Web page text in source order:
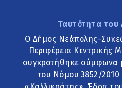
Ταυτότητα του
Ο Δήμος Νεάπολης-
Περιφέρεια Κεντρικής
συγκροτήθηκε σύμφωνα
του Νόμου 3852/
«Καλλικράτης». Έδρα